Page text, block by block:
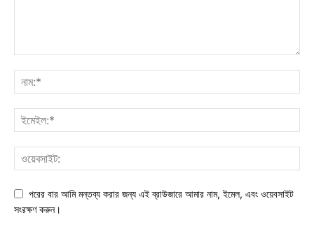
পরের বার আমি মন্তব্য করার জন্য এই ব্রাউজারে আমার নাম, ইমেল, এবং ওয়েবসাইট
সংরক্ষণ করুন।